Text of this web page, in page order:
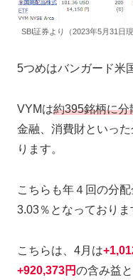
SBI証券より（2023年5月31日現
5つめはバンガード米
VYMは約395銘柄に分
金融、消費財といっ
ります。
こちらも年４回の分
3.03％となっておりま
こちらは、4月は+
+920,373円の含み益